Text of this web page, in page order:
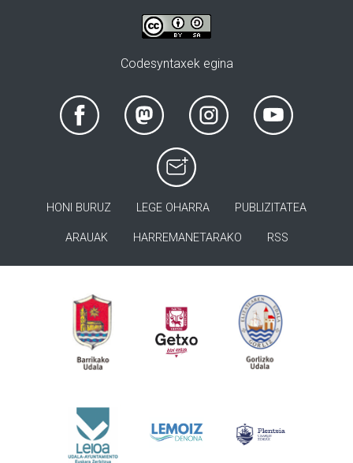
Codesyntaxek egina
HONI BURUZ LEGE OHARRA PUBLIZITATEA
ARAUAK HARREMANETARAKO RSS